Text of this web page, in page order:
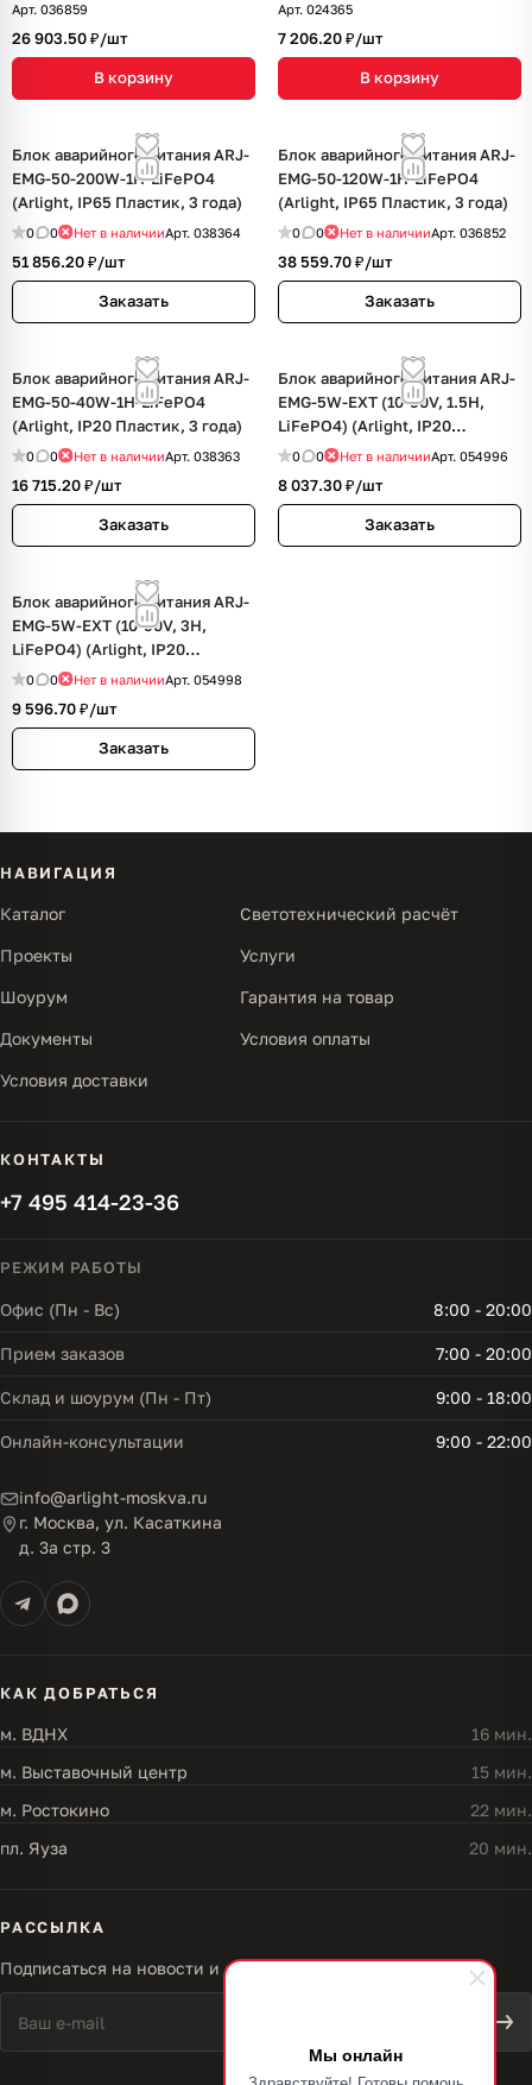
Мы онлайн
Арт. 036859
26 903.50 ₽/шт
В корзину
Арт. 024365
7 206.20 ₽/шт
В корзину
Блок аварийного питания ARJ-
EMG-50-200W-1H-LiFePO4
(Arlight, IP65 Пластик, 3 года)
0 0 Нет в наличииАрт. 038364
51 856.20 ₽/шт
Заказать
Блок аварийного питания ARJ-
EMG-50-120W-1H-LiFePO4
(Arlight, IP65 Пластик, 3 года)
0 0 Нет в наличииАрт. 036852
38 559.70 ₽/шт
Заказать
Блок аварийного питания ARJ-
EMG-50-40W-1H-LiFePO4
(Arlight, IP20 Пластик, 3 года)
0 0 Нет в наличииАрт. 038363
16 715.20 ₽/шт
Заказать
Блок аварийного питания ARJ-
EMG-5W-EXT (10-90V, 1.5H,
LiFePO4) (Arlight, IP20
Пластик, 3 года)
0 0 Нет в наличииАрт. 054996
8 037.30 ₽/шт
Заказать
Блок аварийного питания ARJ-
EMG-5W-EXT (10-90V, 3H,
LiFePO4) (Arlight, IP20
Пластик, 3 года)
0 0 Нет в наличииАрт. 054998
9 596.70 ₽/шт
Заказать
НАВИГАЦИЯ
Каталог Светотехнический расчёт
Проекты Услуги
Шоурум Гарантия на товар
Документы Условия оплаты
Условия доставки
КОНТАКТЫ
+7 495 414-23-36
РЕЖИМ РАБОТЫ
Офис (Пн - Вс) 8:00 - 20:00
Прием заказов 7:00 - 20:00
Склад и шоурум (Пн - Пт) 9:00 - 18:00
Онлайн-консультации 9:00 - 22:00
info@arlight-moskva.ru
г. Москва, ул. Касаткина
д. 3а стр. 3
КАК ДОБРАТЬСЯ
м. ВДНХ
16 мин.
м. Выставочный центр
15 мин.
м. Ростокино
22 мин.
пл. Яуза
20 мин.
РАССЫЛКА
Подписаться на новости и акции